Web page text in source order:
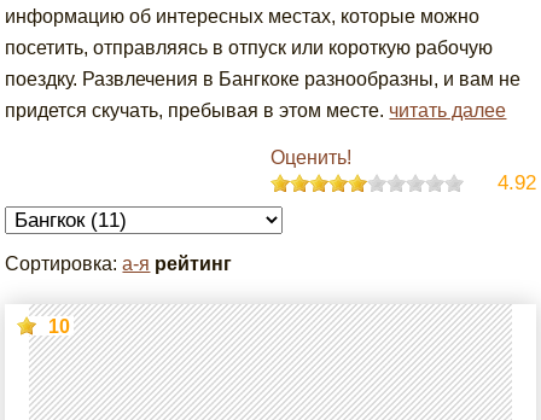
информацию об интересных местах, которые можно
посетить, отправляясь в отпуск или короткую рабочую
поездку. Развлечения в Бангкоке разнообразны, и вам не
придется скучать, пребывая в этом месте. читать далее
Оценить!
4.92
Сортировка:а-я рейтинг
10